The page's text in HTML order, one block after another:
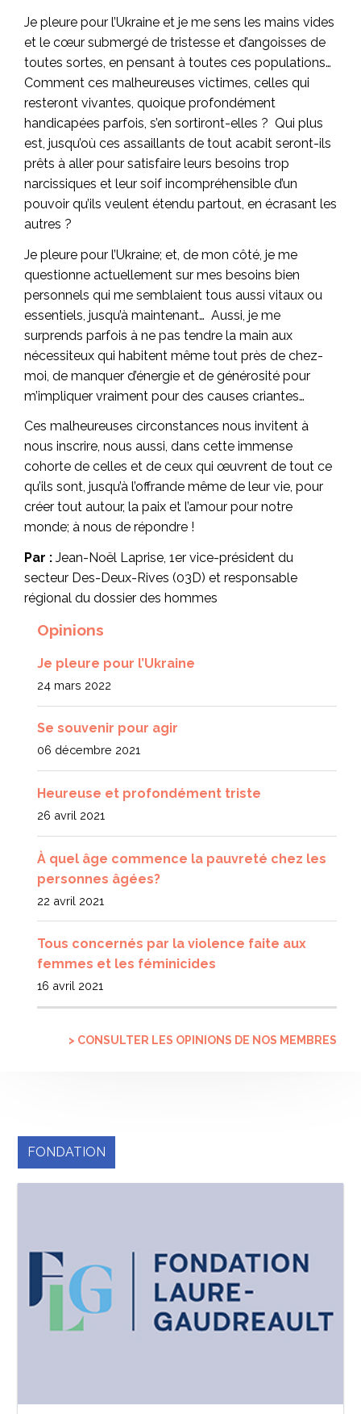
Je pleure pour l’Ukraine et je me sens les mains vides
et le cœur submergé de tristesse et d’angoisses de
toutes sortes, en pensant à toutes ces populations…
Comment ces malheureuses victimes, celles qui
resteront vivantes, quoique profondément
handicapées parfois, s’en sortiront-elles ? Qui plus
est, jusqu’où ces assaillants de tout acabit seront-ils
prêts à aller pour satisfaire leurs besoins trop
narcissiques et leur soif incompréhensible d’un
pouvoir qu’ils veulent étendu partout, en écrasant les
autres ?
Je pleure pour l’Ukraine; et, de mon côté, je me
questionne actuellement sur mes besoins bien
personnels qui me semblaient tous aussi vitaux ou
essentiels, jusqu’à maintenant… Aussi, je me
surprends parfois à ne pas tendre la main aux
nécessiteux qui habitent même tout près de chez-
moi, de manquer d’énergie et de générosité pour
m’impliquer vraiment pour des causes criantes…
Ces malheureuses circonstances nous invitent à
nous inscrire, nous aussi, dans cette immense
cohorte de celles et de ceux qui œuvrent de tout ce
qu’ils sont, jusqu’à l’offrande même de leur vie, pour
créer tout autour, la paix et l’amour pour notre
monde; à nous de répondre !
Par : Jean-Noël Laprise, 1er vice-président du
secteur Des-Deux-Rives (03D) et responsable
régional du dossier des hommes
Opinions
Je pleure pour l’Ukraine
24 mars 2022
Se souvenir pour agir
06 décembre 2021
Heureuse et profondément triste
26 avril 2021
À quel âge commence la pauvreté chez les
personnes âgées?
22 avril 2021
Tous concernés par la violence faite aux
femmes et les féminicides
16 avril 2021
> CONSULTER LES OPINIONS DE NOS MEMBRES
FONDATION